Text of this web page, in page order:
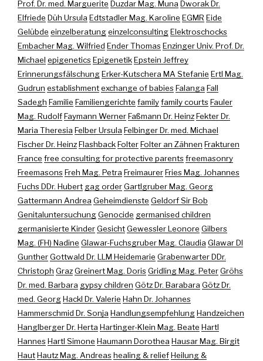
Prof. Dr. med. Marguerite Duzdar Mag. Muna Dworak Dr.
Elfriede Düh Ursula Edtstadler Mag. Karoline EGMR Eide
Gelübde einzelberatungeinzelconsultingElektroschocks
Embacher Mag. Wilfried Ender ThomasEnzinger Univ. Prof. Dr.
Michael epigeneticsEpigenetikEpstein Jeffrey
ErinnerungsfälschungErker-Kutschera MA Stefanie Ertl Mag.
Gudrun establishmentexchange of babiesFalanga Fall
Sadegh Familie Familiengerichte familyfamily courtsFauler
Mag. RudolfFaymann WernerFaßmann Dr. HeinzFekter Dr.
Maria Theresia Felber Ursula Felbinger Dr. med. Michael
Fischer Dr. HeinzFlashbackFolterFolter an Zähnen Frakturen
France free consulting for protective parentsfreemasonry
FreemasonsFreh Mag. Petra FreimaurerFries Mag. Johannes
Fuchs DDr. Hubert gag orderGartlgruber Mag. Georg
Gattermann Andrea Geheimdienste Geldorf Sir Bob
GenitaluntersuchungGenocide germanised children
germanisierte KinderGesichtGewessler Leonore Gilbers
Mag. (FH) Nadine Glawar-Fuchsgruber Mag. Claudia Glawar DI
GuntherGottwald Dr. LLM Heidemarie Grabenwarter DDr.
Christoph GrazGreinert Mag. DorisGridling Mag. PeterGröhs
Dr. med. Barbara gypsy children Götz Dr. Barabara Götz Dr.
med. GeorgHackl Dr. Valerie Hahn Dr. Johannes
Hammerschmid Dr. Sonja HandlungsempfehlungHandzeichen
Hanglberger Dr. Herta Hartinger-Klein Mag. Beate Hartl
HannesHartl Simone Haumann Dorothea Hausar Mag. Birgit
HautHautz Mag. Andreashealing & reliefHeilung &